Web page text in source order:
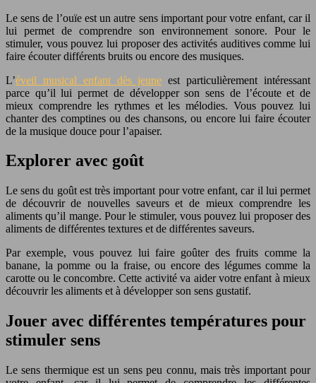
Le sens de l’ouïe est un autre sens important pour votre enfant, car il
lui permet de comprendre son environnement sonore. Pour le
stimuler, vous pouvez lui proposer des activités auditives comme lui
faire écouter différents bruits ou encore des musiques.
L’éveil musical enfant dès jeune est particulièrement intéressant
parce qu’il lui permet de développer son sens de l’écoute et de
mieux comprendre les rythmes et les mélodies. Vous pouvez lui
chanter des comptines ou des chansons, ou encore lui faire écouter
de la musique douce pour l’apaiser.
Explorer avec goût
Le sens du goût est très important pour votre enfant, car il lui permet
de découvrir de nouvelles saveurs et de mieux comprendre les
aliments qu’il mange. Pour le stimuler, vous pouvez lui proposer des
aliments de différentes textures et de différentes saveurs.
Par exemple, vous pouvez lui faire goûter des fruits comme la
banane, la pomme ou la fraise, ou encore des légumes comme la
carotte ou le concombre. Cette activité va aider votre enfant à mieux
découvrir les aliments et à développer son sens gustatif.
Jouer avec différentes températures pour
stimuler sens
Le sens thermique est un sens peu connu, mais très important pour